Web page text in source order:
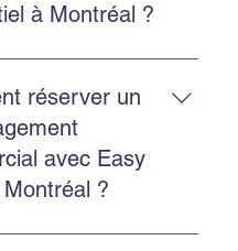
à Montréal ?
Move Montréal propose
résidentiel à Montréal et
avec une équipe
qui manipule vos
soin.
réserver un
avec Easy
?
remplissant le